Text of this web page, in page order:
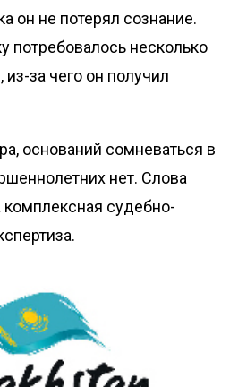
он не потерял сознание.
потребовалось несколько
из-за чего он получил
оснований сомневаться в
нет. Слова
судебно-